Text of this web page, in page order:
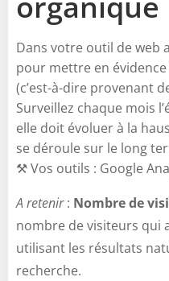
Dans votre outil de web
pour mettre en
(c’est-à-dire provenant
Surveillez chaque mois
elle doit évoluer à la
se déroule sur le long
⚒️ Vos outils : Google
A retenir: Nombre de
nombre de visiteurs qui
utilisant les résultats
recherche.